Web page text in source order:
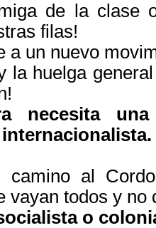
de la clase
filas!
a un nuevo
la huelga
necesita
camino al
vayan todos y no
o